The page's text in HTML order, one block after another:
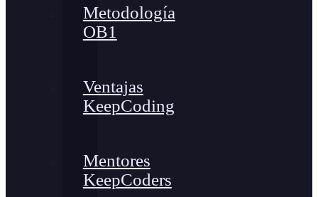
Metodología
OB1
Ventajas
KeepCoding
Mentores
KeepCoders